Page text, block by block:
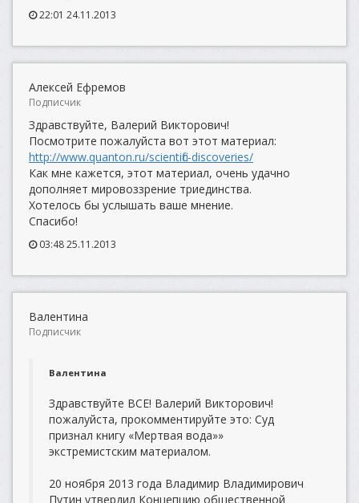
22:01 24.11.2013
Алексей Ефремов
Подписчик
Здравствуйте, Валерий Викторович!
Посмотрите пожалуйста вот этот материал:
http://www.quanton.ru/scientific-discoveries/
Как мне кажется, этот материал, очень удачно
дополняет мировоззрение триединства.
Хотелось бы услышать ваше мнение.
Спасибо!
03:48 25.11.2013
Валентина
Подписчик
Валентина
Здравствуйте ВСЕ! Валерий Викторович!
пожалуйста, прокомментируйте это: Суд
признал книгу «Мертвая вода»»
экстремистским материалом.
20 ноября 2013 года Владимир Владимирович
Путин утвердил Концепцию общественной